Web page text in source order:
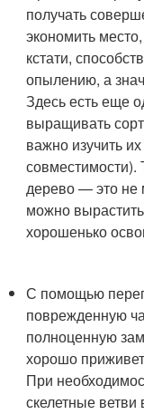
получать
экономить
кстати,
опылению, а
Здесь есть еще
выращивать
важно изучить
совместимости).
дерево — это не
можно
хорошенько
С помощью
поврежденную
полноценную
хорошо
При
скелетные ветви